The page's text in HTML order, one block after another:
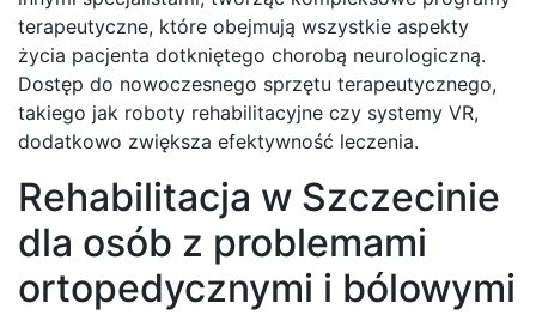
terapeutyczne, które obejmują wszystkie aspekty
życia pacjenta dotkniętego chorobą neurologiczną.
Dostęp do nowoczesnego sprzętu terapeutycznego,
takiego jak roboty rehabilitacyjne czy systemy VR,
dodatkowo zwiększa efektywność leczenia.
Rehabilitacja w Szczecinie
dla osób z problemami
ortopedycznymi i bólowymi